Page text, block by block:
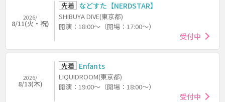
2026/
8/11(火・祝)
先着 などすた【NERDSTAR】
SHIBUYA DIVE(東京都)
開演：18:00～（開場：17:00～）
受付中
2026/
8/13(木)
先着 Enfants
LIQUIDROOM(東京都)
開演：19:00～（開場：18:00～）
受付中